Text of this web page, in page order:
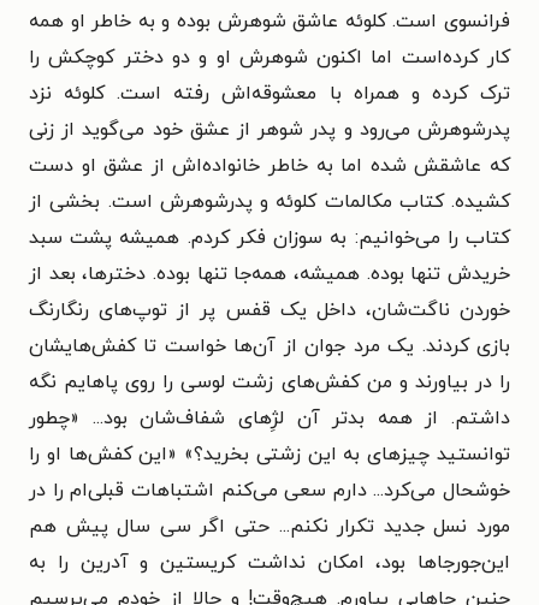
فرانسوی است. کلوئه عاشق شوهرش بوده و به خاطر او همه
کار کرده‌است اما اکنون شوهرش او و دو دختر کوچکش را
ترک کرده و همراه با معشوقه‌اش رفته است. کلوئه نزد
پدرشوهرش می‌رود و پدر شوهر از عشق خود می‌گوید از زنی
که عاشقش شده اما به خاطر خانواده‌اش از عشق او دست
کشیده. کتاب مکالمات کلوئه و پدرشوهرش است. بخشی از
کتاب را می‌خوانیم: به سوزان فکر کردم. همیشه پشت سبد
خریدش تنها بوده. همیشه، همه‌جا تنها بوده. دخترها، بعد از
خوردن ناگت‌شان، داخل یک قفس پر از توپ‌های رنگارنگ
بازی کردند. یک مرد جوان از آن‌ها خواست تا کفش‌هایشان
را در بیاورند و من کفش‌های زشت لوسی را روی پاهایم نگه
داشتم. از همه بدتر آن لژِهای شفاف‌شان بود... «چطور
توانستید چیزهای به این زشتی بخرید؟» «این کفش‌ها او را
خوشحال می‌کرد... دارم سعی می‌کنم اشتباهات قبلی‌ام را در
مورد نسل جدید تکرار نکنم... حتی اگر سی سال پیش هم
این‌جورجاها بود، امکان نداشت کریستین و آدرین را به
چنین جاهایی بیاورم. هیچ‌وقت! و حالا از خودم می‌پرسیم